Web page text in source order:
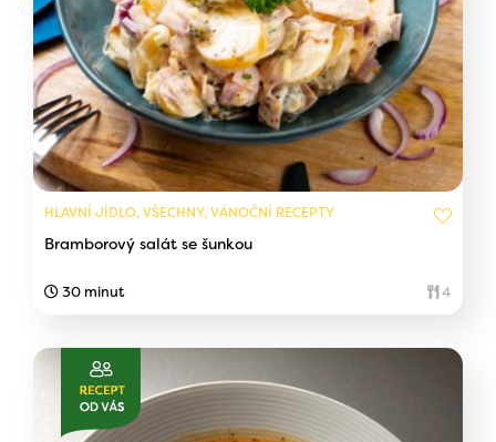
HLAVNÍ JÍDLO, VŠECHNY, VÁNOČNÍ RECEPTY
Bramborový salát se šunkou
30 minut 4